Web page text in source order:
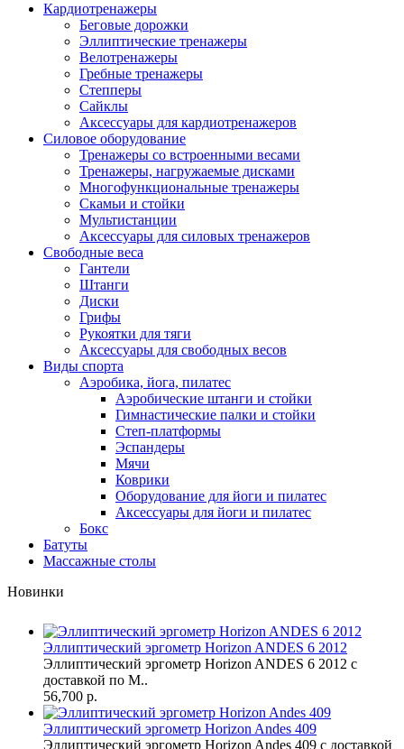
Кардиотренажеры
Беговые дорожки
Эллиптические тренажеры
Велотренажеры
Гребные тренажеры
Степперы
Сайклы
Аксессуары для кардиотренажеров
Силовое оборудование
Тренажеры со встроенными весами
Тренажеры, нагружаемые дисками
Многофункциональные тренажеры
Скамьи и стойки
Мультистанции
Аксессуары для силовых тренажеров
Свободные веса
Гантели
Штанги
Диски
Грифы
Рукоятки для тяги
Аксессуары для свободных весов
Виды спорта
Аэробика, йога, пилатес
Аэробические штанги и стойки
Гимнастические палки и стойки
Степ-платформы
Эспандеры
Мячи
Коврики
Оборудование для йоги и пилатес
Аксессуары для йоги и пилатес
Бокс
Батуты
Массажные столы
Новинки
Эллиптический эргометр Horizon ANDES 6 2012
Эллиптический эргометр Horizon ANDES 6 2012 с
доставкой по М..
56,700 р.
Эллиптический эргометр Horizon Andes 409
Эллиптический эргометр Horizon Andes 409 с доставкой